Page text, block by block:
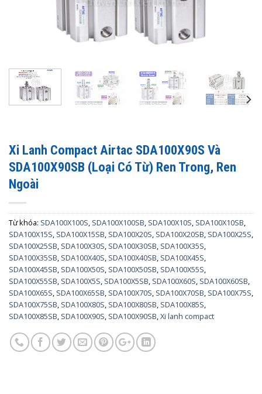
Xi Lanh Compact Airtac SDA100X90S Và
SDA100X90SB (Loại Có Từ) Ren Trong, Ren
Ngoài
Từ khóa: SDA100X100S, SDA100X100SB, SDA100X10S, SDA100X10SB,
SDA100X15S, SDA100X15SB, SDA100X20S, SDA100X20SB, SDA100X25S,
SDA100X25SB, SDA100X30S, SDA100X30SB, SDA100X35S,
SDA100X35SB, SDA100X40S, SDA100X40SB, SDA100X45S,
SDA100X45SB, SDA100X50S, SDA100X50SB, SDA100X55S,
SDA100X55SB, SDA100X5S, SDA100X5SB, SDA100X60S, SDA100X60SB,
SDA100X65S, SDA100X65SB, SDA100X70S, SDA100X70SB, SDA100X75S,
SDA100X75SB, SDA100X80S, SDA100X80SB, SDA100X85S,
SDA100X85SB, SDA100X90S, SDA100X90SB,Xi lanh compact